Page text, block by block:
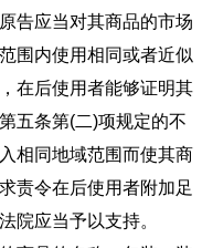
告应当对其商品的市场
内使用相同或者近似
在后使用者能够证明其
五条第(二)项规定的不
相同地域范围而使其商
责令在后使用者附加足
法院应当予以支持。